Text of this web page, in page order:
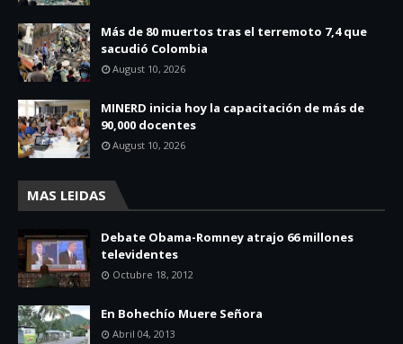
Más de 80 muertos tras el terremoto 7,4 que
sacudió Colombia
August 10, 2026
MINERD inicia hoy la capacitación de más de
90,000 docentes
August 10, 2026
MAS LEIDAS
Debate Obama-Romney atrajo 66 millones
televidentes
Octubre 18, 2012
En Bohechío Muere Señora
Abril 04, 2013